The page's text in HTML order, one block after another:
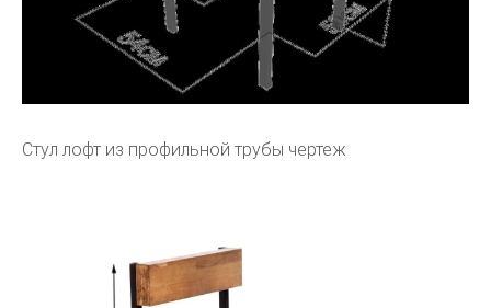
Стул лофт из профильной трубы чертеж